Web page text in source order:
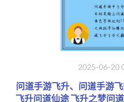
2025-06-20
问道手游飞升、问道手游
飞升问道仙途 飞升之梦问